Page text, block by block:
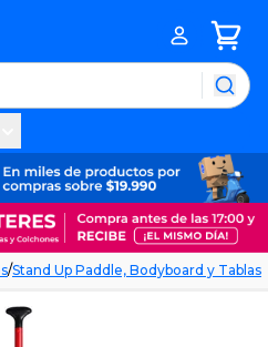
/Stand Up Paddle, Bodyboard y Tablas